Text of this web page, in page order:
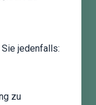
jedenfalls:
zu